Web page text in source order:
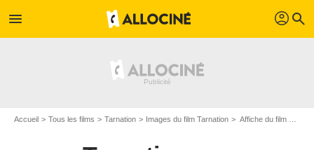
menu profil search
Accueil Tous les films Tarnation Images du film Tarnation Affiche du film Tarnation - Photo 1